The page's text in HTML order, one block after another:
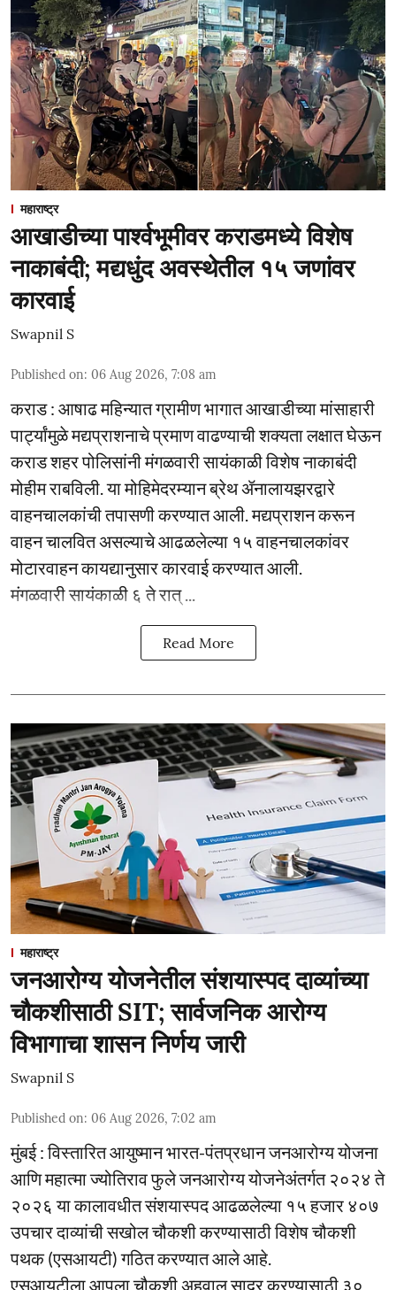
महाराष्ट्र
आखाडीच्या पार्श्वभूमीवर कराडमध्ये विशेष
नाकाबंदी; मद्यधुंद अवस्थेतील १५ जणांवर
कारवाई
Swapnil S
Published on: 06 Aug 2026, 7:08 am
कराड : आषाढ महिन्यात ग्रामीण भागात आखाडीच्या मांसाहारी
पार्ट्यांमुळे मद्यप्राशनाचे प्रमाण वाढण्याची शक्यता लक्षात घेऊन
कराड शहर पोलिसांनी मंगळवारी सायंकाळी विशेष नाकाबंदी
मोहीम राबविली. या मोहिमेदरम्यान ब्रेथ ॲनालायझरद्वारे
वाहनचालकांची तपासणी करण्यात आली. मद्यप्राशन करून
वाहन चालवित असल्याचे आढळलेल्या १५ वाहनचालकांवर
मोटारवाहन कायद्यानुसार कारवाई करण्यात आली.
मंगळवारी सायंकाळी ६ ते रात् ...
Read More
महाराष्ट्र
जनआरोग्य योजनेतील संशयास्पद दाव्यांच्या
चौकशीसाठी SIT; सार्वजनिक आरोग्य
विभागाचा शासन निर्णय जारी
Swapnil S
Published on: 06 Aug 2026, 7:02 am
मुंबई : विस्तारित आयुष्मान भारत-पंतप्रधान जनआरोग्य योजना
आणि महात्मा ज्योतिराव फुले जनआरोग्य योजनेअंतर्गत २०२४ ते
२०२६ या कालावधीत संशयास्पद आढळलेल्या १५ हजार ४०७
उपचार दाव्यांची सखोल चौकशी करण्यासाठी विशेष चौकशी
पथक (एसआयटी) गठित करण्यात आले आहे.
एसआयटीला आपला चौकशी अहवाल सादर करण्यासाठी ३०